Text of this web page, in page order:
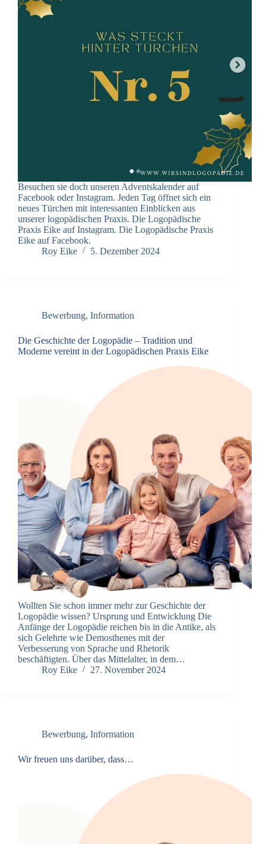
Besuchen sie doch unseren Adventskalender auf
Facebook oder Instagram. Jeden Tag öffnet sich ein
neues Türchen mit interessanten Einblicken aus
unserer logopädischen Praxis. Die Logopädische
Praxis Eike auf Instagram. Die Logopädische Praxis
Eike auf Facebook.
Roy Eike
5. Dezember 2024
Bewerbung, Information
Die Geschichte der Logopädie – Tradition und
Moderne vereint in der Logopädischen Praxis Eike
Wollten Sie schon immer mehr zur Geschichte der
Logopädie wissen? Ursprung und Entwicklung Die
Anfänge der Logopädie reichen bis in die Antike, als
sich Gelehrte wie Demosthenes mit der
Verbesserung von Sprache und Rhetorik
beschäftigten. Über das Mittelalter, in dem…
Roy Eike
27. November 2024
Bewerbung, Information
Wir freuen uns darüber, dass…